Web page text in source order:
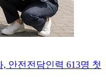
안전전담인력 613명 첫